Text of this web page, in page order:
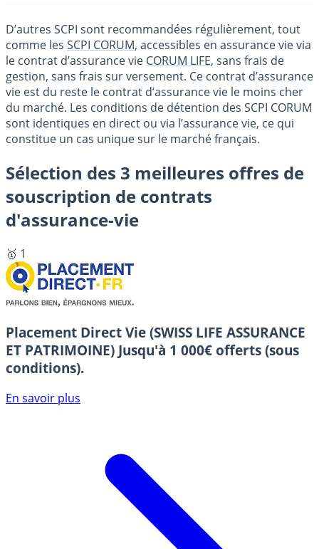
D’autres SCPI sont recommandées régulièrement, tout
comme les SCPI CORUM, accessibles en assurance vie via
le contrat d’assurance vie CORUM LIFE, sans frais de
gestion, sans frais sur versement. Ce contrat d’assurance
vie est du reste le contrat d’assurance vie le moins cher
du marché. Les conditions de détention des SCPI CORUM
sont identiques en direct ou via l’assurance vie, ce qui
constitue un cas unique sur le marché français.
Sélection des 3 meilleures offres de
souscription de contrats
d'assurance-vie
🥇 1
Placement Direct Vie (SWISS LIFE ASSURANCE
ET PATRIMOINE) Jusqu'à 1 000€ offerts (sous
conditions).
En savoir plus